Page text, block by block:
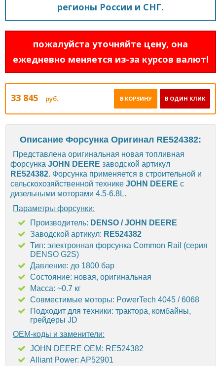
регионы России и СНГ.
пожалуйста уточняйте цену, она
ежедневно меняется из-за курсов валют!
33 845 руб. В ОДИН КЛИК
В КОРЗИНУ
Описание Форсунка Оригинал RE524382:
Представлена оригинальная новая топливная
форсунка JOHN DEERE заводской артикул
RE524382. Форсунка применяется в строительной и
сельскохозяйственной технике JOHN DEERE с
дизельными моторами 4.5-6.8L.
Параметры форсунки:
Производитель: DENSO / JOHN DEERE
Заводской артикул: RE524382
Тип: электронная форсунка Common Rail (серия
DENSO G2S)
Давление: до 1800 бар
Состояние: новая, оригинальная
Масса: ~0.7 кг
Совместимые моторы: PowerTech 4045 / 6068
Подходит для техники: трактора, комбайны,
грейдеры JD
OEM-коды и заменители:
JOHN DEERE OEM: RE524382
Alliant Power: AP52901